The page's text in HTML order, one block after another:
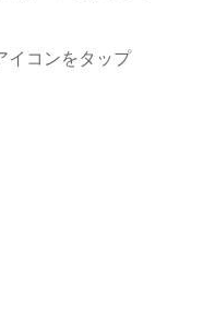
イコンをタップ